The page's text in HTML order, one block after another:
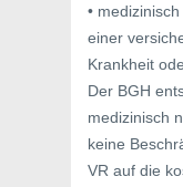
•
einer
Krankheit
Der BGH
medizinisch
keine
VR auf die